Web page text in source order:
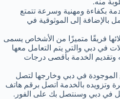
منه.
بكفاءة ومهنية وسرعة تتمتع
بالإضافة إلى الموثوقية في
فريقًا متميزًا من الأشخاص يسمى
في دبي والتي يتم التعامل معها
الخدمة بأقصى درجات
الموجودة في دبي وخارجها لتصل
وتزويده بالخدمة اتصل برقم هاتف
في دبي وسنتصل بك على الفور.